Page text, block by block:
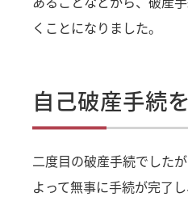
くことになりました。
自己破産手続
二度目の破産手続でした
よって無事に手続が完了